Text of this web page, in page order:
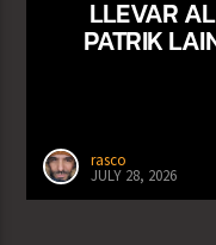
LLEVAR
PATRIK
rasco
JULY 28, 2026